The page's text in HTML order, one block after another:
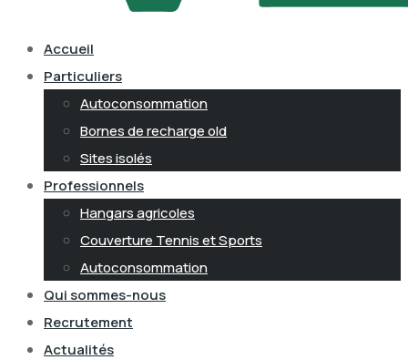
Accueil
Particuliers
Autoconsommation
Bornes de recharge old
Sites isolés
Professionnels
Hangars agricoles
Couverture Tennis et Sports
Autoconsommation
Qui sommes-nous
Recrutement
Actualités